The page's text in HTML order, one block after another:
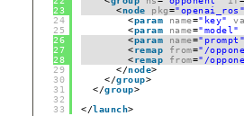
23
24
25
26
27
28
29
30
31
32
33
<node pkg="openai_ros"
<param name="key"
<param name="model"
<param name="prompt"
<remap from="/
<remap from="/
</node>
</group>
</group>
</launch>